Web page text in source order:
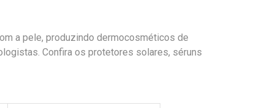
a pele, produzindo dermocosméticos de
Confira os protetores solares, séruns